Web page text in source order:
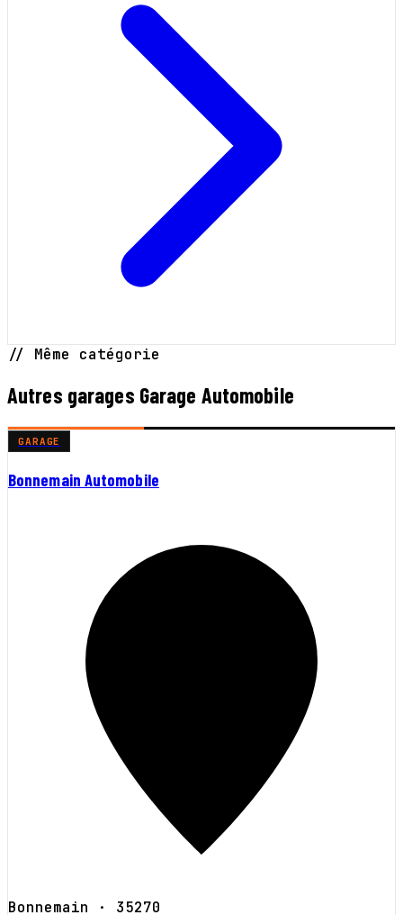
// Même catégorie
Autres garages Garage Automobile
GARAGE
Bonnemain Automobile
Bonnemain · 35270